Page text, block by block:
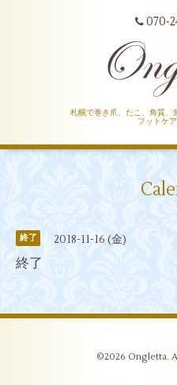
070-
札幌で巻き爪、たこ、角質、
フットケ
終了 2018-11-16 (金)
終了
©2026 Ongletta.